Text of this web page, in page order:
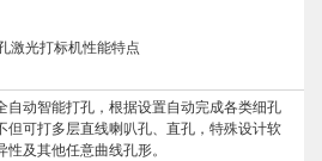
激光打标机性能特点
自动智能打孔，根据设置自动完成各类细孔
但可打多层直线喇叭孔、直孔，特殊设计软
及其他任意曲线孔形。